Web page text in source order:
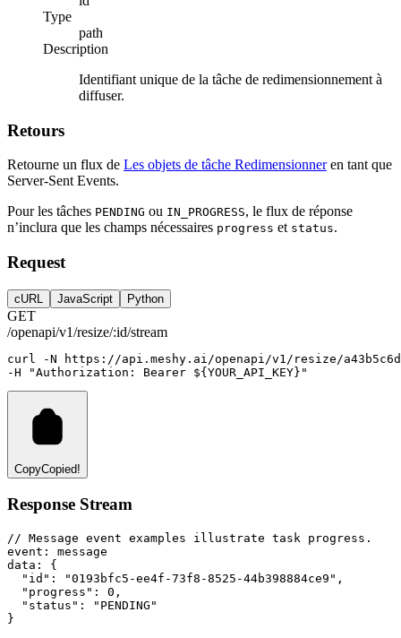
Type
path
Description
Identifiant unique de la tâche de redimensionnement à
diffuser.
Retours
Retourne un flux de Les objets de tâche Redimensionneren tant que
Server-Sent Events.
Pour les tâches PENDING ou IN_PROGRESS, le flux de réponse
n’inclura que les champs nécessaires progress et status.
Request
cURL JavaScript Python
GET
/openapi/v1/resize/:id/stream
curl -N
https://api.meshy.ai/openapi/v1/resize/
-H
"Authorization: Bearer ${YOUR_API_KEY}"
CopyCopied!
Response Stream
// Message event examples illustrate task progress.
event :
message
data :
{
"id" : "0193bfc5-ee4f-73f8-8525-44b398884ce9" ,
"progress" : 0 ,
"status" :
"PENDING"
}